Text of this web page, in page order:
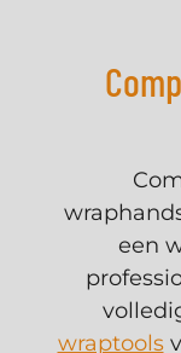
een
wraptools